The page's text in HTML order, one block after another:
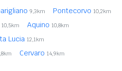
9,3km Pontecorvo 10,2km
10,5km Aquino 10,8km
Lucia 12,1km
Cervaro 14,9km